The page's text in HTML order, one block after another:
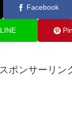
Facebook
LINE
スポンサーリン